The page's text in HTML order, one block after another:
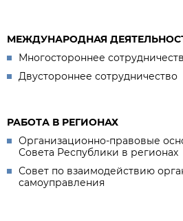
МЕЖДУНАРОДНАЯ
Многостороннее
Двустороннее сотрудничество
РАБОТА В РЕГИОНАХ
Организационно-правовые
Совета Республики в регионах
Совет по взаимодействию
самоуправления